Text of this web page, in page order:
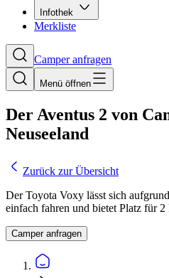
Infothek
Merkliste
Camper anfragen
Menü öffnen
Der Aventus 2 von
Neuseeland
Zurück zur Übersicht
Der Toyota Voxy lässt sich
einfach fahren und bietet Platz für 2
Camper anfragen